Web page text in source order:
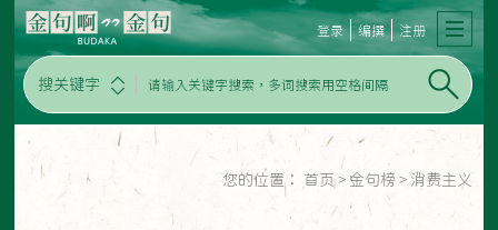
搜关键字
登录 编撰 注册
您的位置： 首页 > 金句榜 > 消费主义